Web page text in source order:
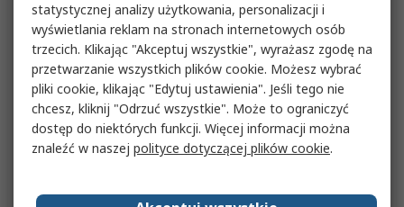
statystycznej analizy użytkowania, personalizacji i
wyświetlania reklam na stronach internetowych osób
trzecich. Klikając "Akceptuj wszystkie", wyrażasz zgodę na
przetwarzanie wszystkich plików cookie. Możesz wybrać
pliki cookie, klikając "Edytuj ustawienia". Jeśli tego nie
chcesz, kliknij "Odrzuć wszystkie". Może to ograniczyć
dostęp do niektórych funkcji. Więcej informacji można
znaleźć w naszej polityce dotyczącej plików cookie.